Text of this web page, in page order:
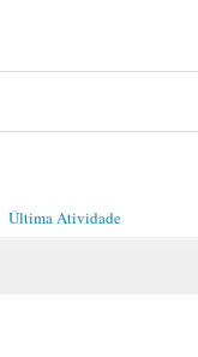
Última Atividade